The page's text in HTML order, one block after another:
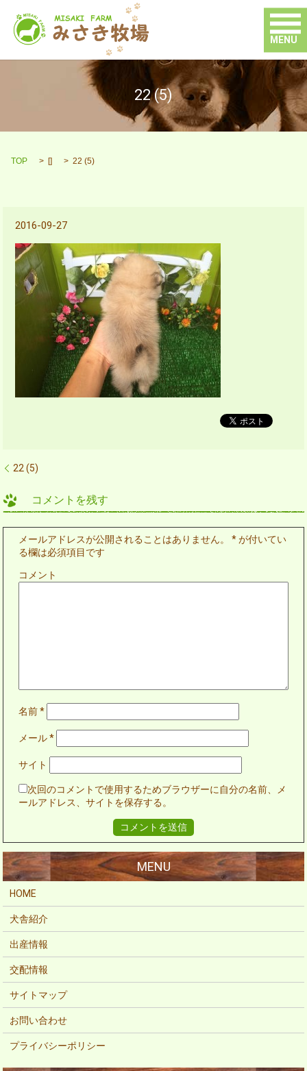
MENU
22 (5)
TOP [] 22 (5)
2016-09-27
22 (5)
コメントを残す
メールアドレスが公開されることはありません。 *が付いてい
る欄は必須項目です
コメント
名前*
メール*
サイト
次回のコメントで使用するためブラウザーに自分の名前、メ
ールアドレス、サイトを保存する。
HOME
犬舎紹介
出産情報
交配情報
サイトマップ
お問い合わせ
プライバシーポリシー